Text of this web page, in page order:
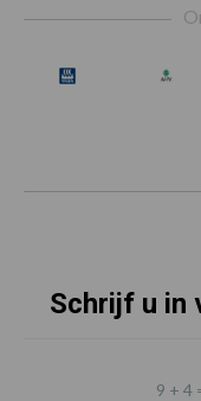
Schrijf u in
9 + 4